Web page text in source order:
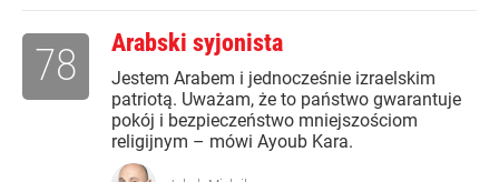
Arabski syjonista
Jestem Arabem i jednocześnie izraelskim
patriotą. Uważam, że to państwo gwarantuje
pokój i bezpieczeństwo mniejszościom
religijnym – mówi Ayoub Kara.
78